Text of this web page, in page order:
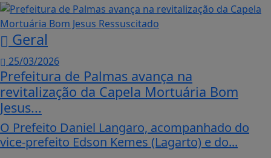
Geral
25/03/2026
Prefeitura de Palmas avança na
revitalização da Capela Mortuária Bom
Jesus...
O Prefeito Daniel Langaro, acompanhado do
vice-prefeito Edson Kemes (Lagarto) e do...